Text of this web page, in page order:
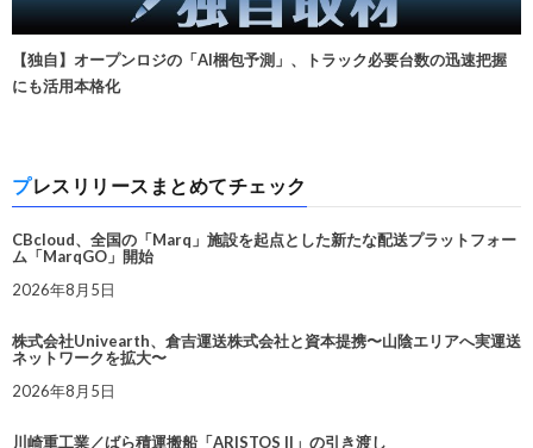
【独自】オープンロジの「AI梱包予測」、トラック必要台数の迅速把握
にも活用本格化
プレスリリースまとめてチェック
CBcloud、全国の「Marq」施設を起点とした新たな配送プラットフォー
ム「MarqGO」開始
2026年8月5日
株式会社Univearth、倉吉運送株式会社と資本提携〜山陰エリアへ実運送
ネットワークを拡大〜
2026年8月5日
川崎重工業／ばら積運搬船「ARISTOS II」の引き渡し